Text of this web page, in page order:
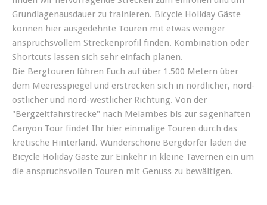
Grundlagenausdauer zu trainieren. Bicycle Holiday Gäste
können hier ausgedehnte Touren mit etwas weniger
anspruchsvollem Streckenprofil finden. Kombination oder
Shortcuts lassen sich sehr einfach planen.
Die Bergtouren führen Euch auf über 1.500 Metern über
dem Meeresspiegel und erstrecken sich in nördlicher, nord-
östlicher und nord-westlicher Richtung. Von der
"Bergzeitfahrstrecke" nach Melambes bis zur sagenhaften
Canyon Tour findet Ihr hier einmalige Touren durch das
kretische Hinterland. Wunderschöne Bergdörfer laden die
Bicycle Holiday Gäste zur Einkehr in kleine Tavernen ein um
die anspruchsvollen Touren mit Genuss zu bewältigen.